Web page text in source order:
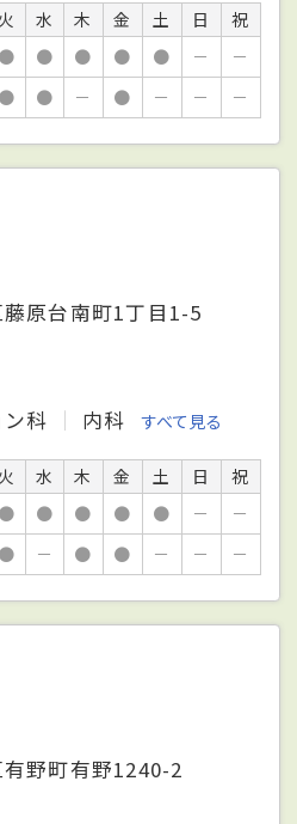
火 水 木 金 土 日
祝
● ● ● ● ● －
－
● ● － ● － － －
原台南町1丁目1-5
科
内科 すべて見る
火 水 木 金 土 日
祝
● ● ● ● ● －
－
● － ● ● － － －
野町有野1240-2